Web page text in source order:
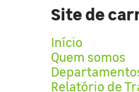
Site de
Início
Quem somos
Relatório de